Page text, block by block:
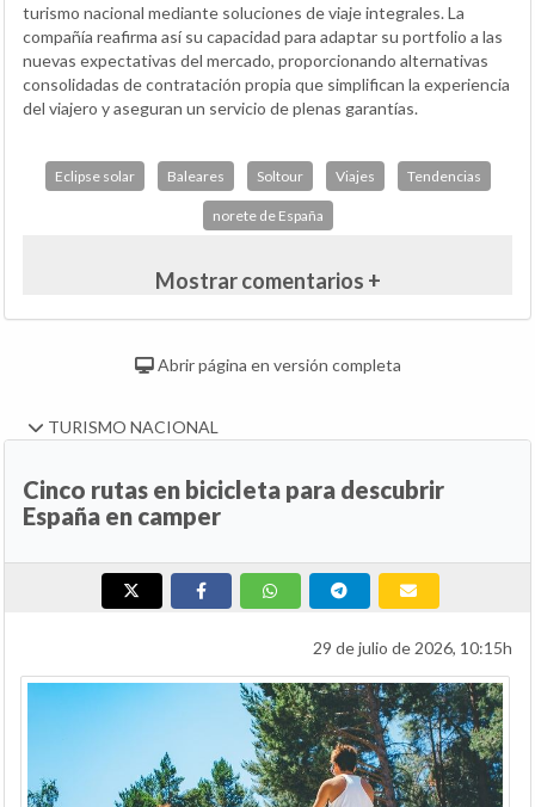
turismo nacional mediante soluciones de viaje integrales. La
compañía reafirma así su capacidad para adaptar su portfolio a las
nuevas expectativas del mercado, proporcionando alternativas
consolidadas de contratación propia que simplifican la experiencia
del viajero y aseguran un servicio de plenas garantías.
Eclipse solar Baleares Soltour Viajes Tendencias
norete de España
Mostrar comentarios +
Abrir página en versión completa
TURISMO NACIONAL
Cinco rutas en bicicleta para descubrir
España en camper
29 de julio de 2026, 10:15h